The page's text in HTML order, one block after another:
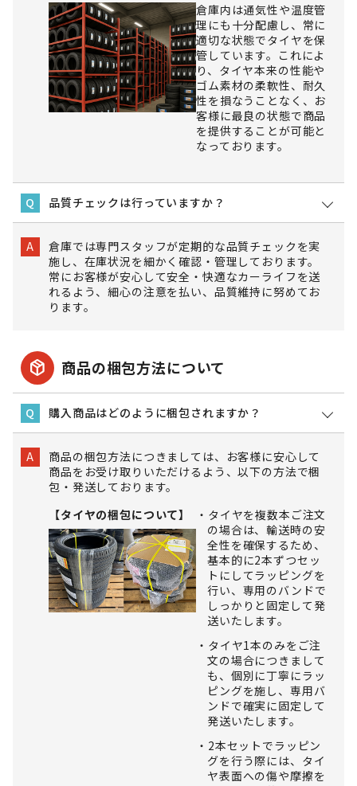
倉庫内は通気性や温度管
理にも十分配慮し、常に
適切な状態でタイヤを保
管しています。これによ
り、タイヤ本来の性能や
ゴム素材の柔軟性、耐久
性を損なうことなく、お
客様に最良の状態で商品
を提供することが可能と
なっております。
Q 品質チェックは行っていますか？
A
倉庫では専門スタッフが定期的な品質チェックを実
施し、在庫状況を細かく確認・管理しております。
常にお客様が安心して安全・快適なカーライフを送
れるよう、細心の注意を払い、品質維持に努めてお
ります。
package_2 商品の梱包方法について
Q 購入商品はどのように梱包されますか？
A
商品の梱包方法につきましては、お客様に安心して
商品をお受け取りいただけるよう、以下の方法で梱
包・発送しております。
【タイヤの梱包について】
タイヤを複数本ご注文
の場合は、輸送時の安
全性を確保するため、
基本的に2本ずつセッ
トにしてラッピングを
行い、専用のバンドで
しっかりと固定して発
送いたします。
タイヤ1本のみをご注
文の場合につきまして
も、個別に丁寧にラッ
ピングを施し、専用バ
ンドで確実に固定して
発送いたします。
2本セットでラッピン
グを行う際には、タイ
ヤ表面への傷や摩擦を